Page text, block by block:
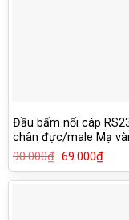
Đầu bấm nối cáp
chân đực/male Mạ
HD-LINK
90.000₫ Giá
là:
69.000₫Giá
hiện
tại